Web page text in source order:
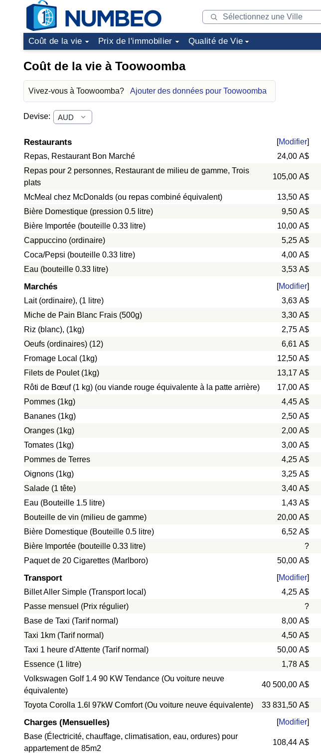
Coût de la vie Prix de l'immobilier Qualité de Vie
Coût de la vie à Toowoomba
Vivez-vous à Toowoomba? Ajouter des données pour Toowoomba
Devise:
Restaurants [Modifier]
Repas, Restaurant Bon Marché
24,00 A$
Repas pour 2 personnes, Restaurant de milieu de gamme, Trois
plats
105,00 A$
McMeal chez McDonalds (ou repas combiné équivalent) 13,50 A$
Bière Domestique (pression 0.5 litre) 9,50 A$
Bière Importée (bouteille 0.33 litre) 10,00 A$
Cappuccino (ordinaire) 5,25 A$
Coca/Pepsi (bouteille 0.33 litre) 4,00 A$
Eau (bouteille 0.33 litre) 3,53 A$
Marchés [Modifier]
Lait (ordinaire), (1 litre)
3,63 A$
Miche de Pain Blanc Frais (500g) 3,30 A$
Riz (blanc), (1kg) 2,75 A$
Oeufs (ordinaires) (12) 6,61 A$
Fromage Local (1kg) 12,50 A$
Filets de Poulet (1kg) 13,17 A$
Rôti de Bœuf (1 kg) (ou viande rouge équivalente à la patte arrière) 17,00 A$
Pommes (1kg) 4,45 A$
Bananes (1kg) 2,50 A$
Oranges (1kg)
2,00 A$
Tomates (1kg)
3,00 A$
Pommes de Terres
4,25 A$
Oignons (1kg) 3,25 A$
Salade (1 tête) 3,40 A$
Eau (Bouteille 1.5 litre) 1,43 A$
Bouteille de vin (milieu de gamme) 20,00 A$
Bière Domestique (Bouteille 0.5 litre) 6,52 A$
Bière Importée (bouteille 0.33 litre)
?
Paquet de 20 Cigarettes (Marlboro)
50,00 A$
Transport [Modifier]
Billet Aller Simple (Transport local)
4,25 A$
Passe mensuel (Prix régulier)
?
Base de Taxi (Tarif normal)
8,00 A$
Taxi 1km (Tarif normal)
4,50 A$
Taxi 1 heure d'Attente (Tarif normal)
50,00 A$
Essence (1 litre)
1,78 A$
Volkswagen Golf 1.4 90 KW Tendance (Ou voiture neuve
équivalente)
40 500,00 A$
Toyota Corolla 1.6l 97kW Comfort (Ou voiture neuve équivalente) 33 831,50 A$
Charges (Mensuelles) [Modifier]
Base (Électricité, chauffage, climatisation, eau, ordures) pour
appartement de 85m2
108,44 A$